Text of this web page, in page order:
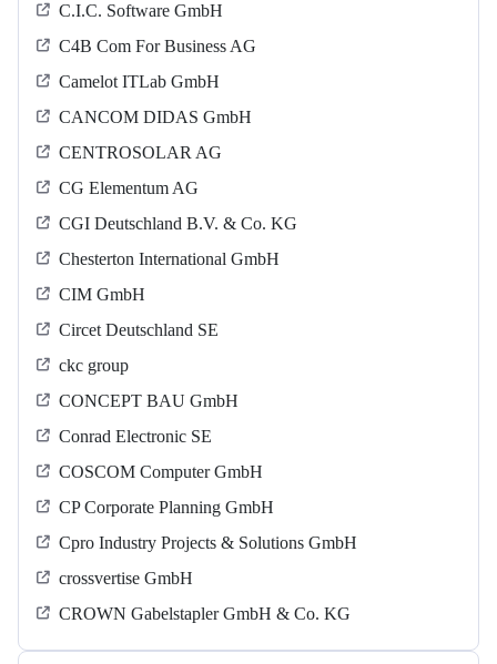
C.I.C. Software GmbH
C4B Com For Business AG
Camelot ITLab GmbH
CANCOM DIDAS GmbH
CENTROSOLAR AG
CG Elementum AG
CGI Deutschland B.V. & Co. KG
Chesterton International GmbH
CIM GmbH
Circet Deutschland SE
ckc group
CONCEPT BAU GmbH
Conrad Electronic SE
COSCOM Computer GmbH
CP Corporate Planning GmbH
Cpro Industry Projects & Solutions GmbH
crossvertise GmbH
CROWN Gabelstapler GmbH & Co. KG